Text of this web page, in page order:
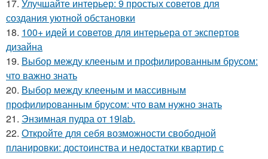
17. Улучшайте интерьер: 9 простых советов для
создания уютной обстановки
18. 100+ идей и советов для интерьера от экспертов
дизайна
19. Выбор между клееным и профилированным брусом:
что важно знать
20. Выбор между клееным и массивным
профилированным брусом: что вам нужно знать
21. Энзимная пудра от 19lab.
22. Откройте для себя возможности свободной
планировки: достоинства и недостатки квартир с